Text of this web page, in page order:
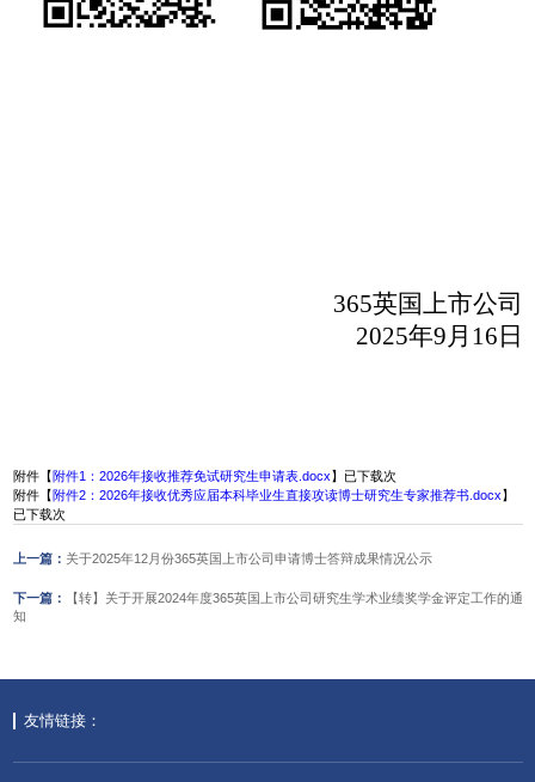
365英国上市公司
2025年9月 16 日
附件【附件1：2026年接收推荐免试研究生申请表.docx】已下载次
附件【附件2：2026年接收优秀应届本科毕业生直接攻读博士研究生专家推荐书.docx】
已下载次
上一篇： 关于2025年12月份365英国上市公司申请博士答辩成果情况公示
下一篇：
【转】关于开展2024年度365英国上市公司研究生学术业绩奖学金评定工作的通
知
友情链接：